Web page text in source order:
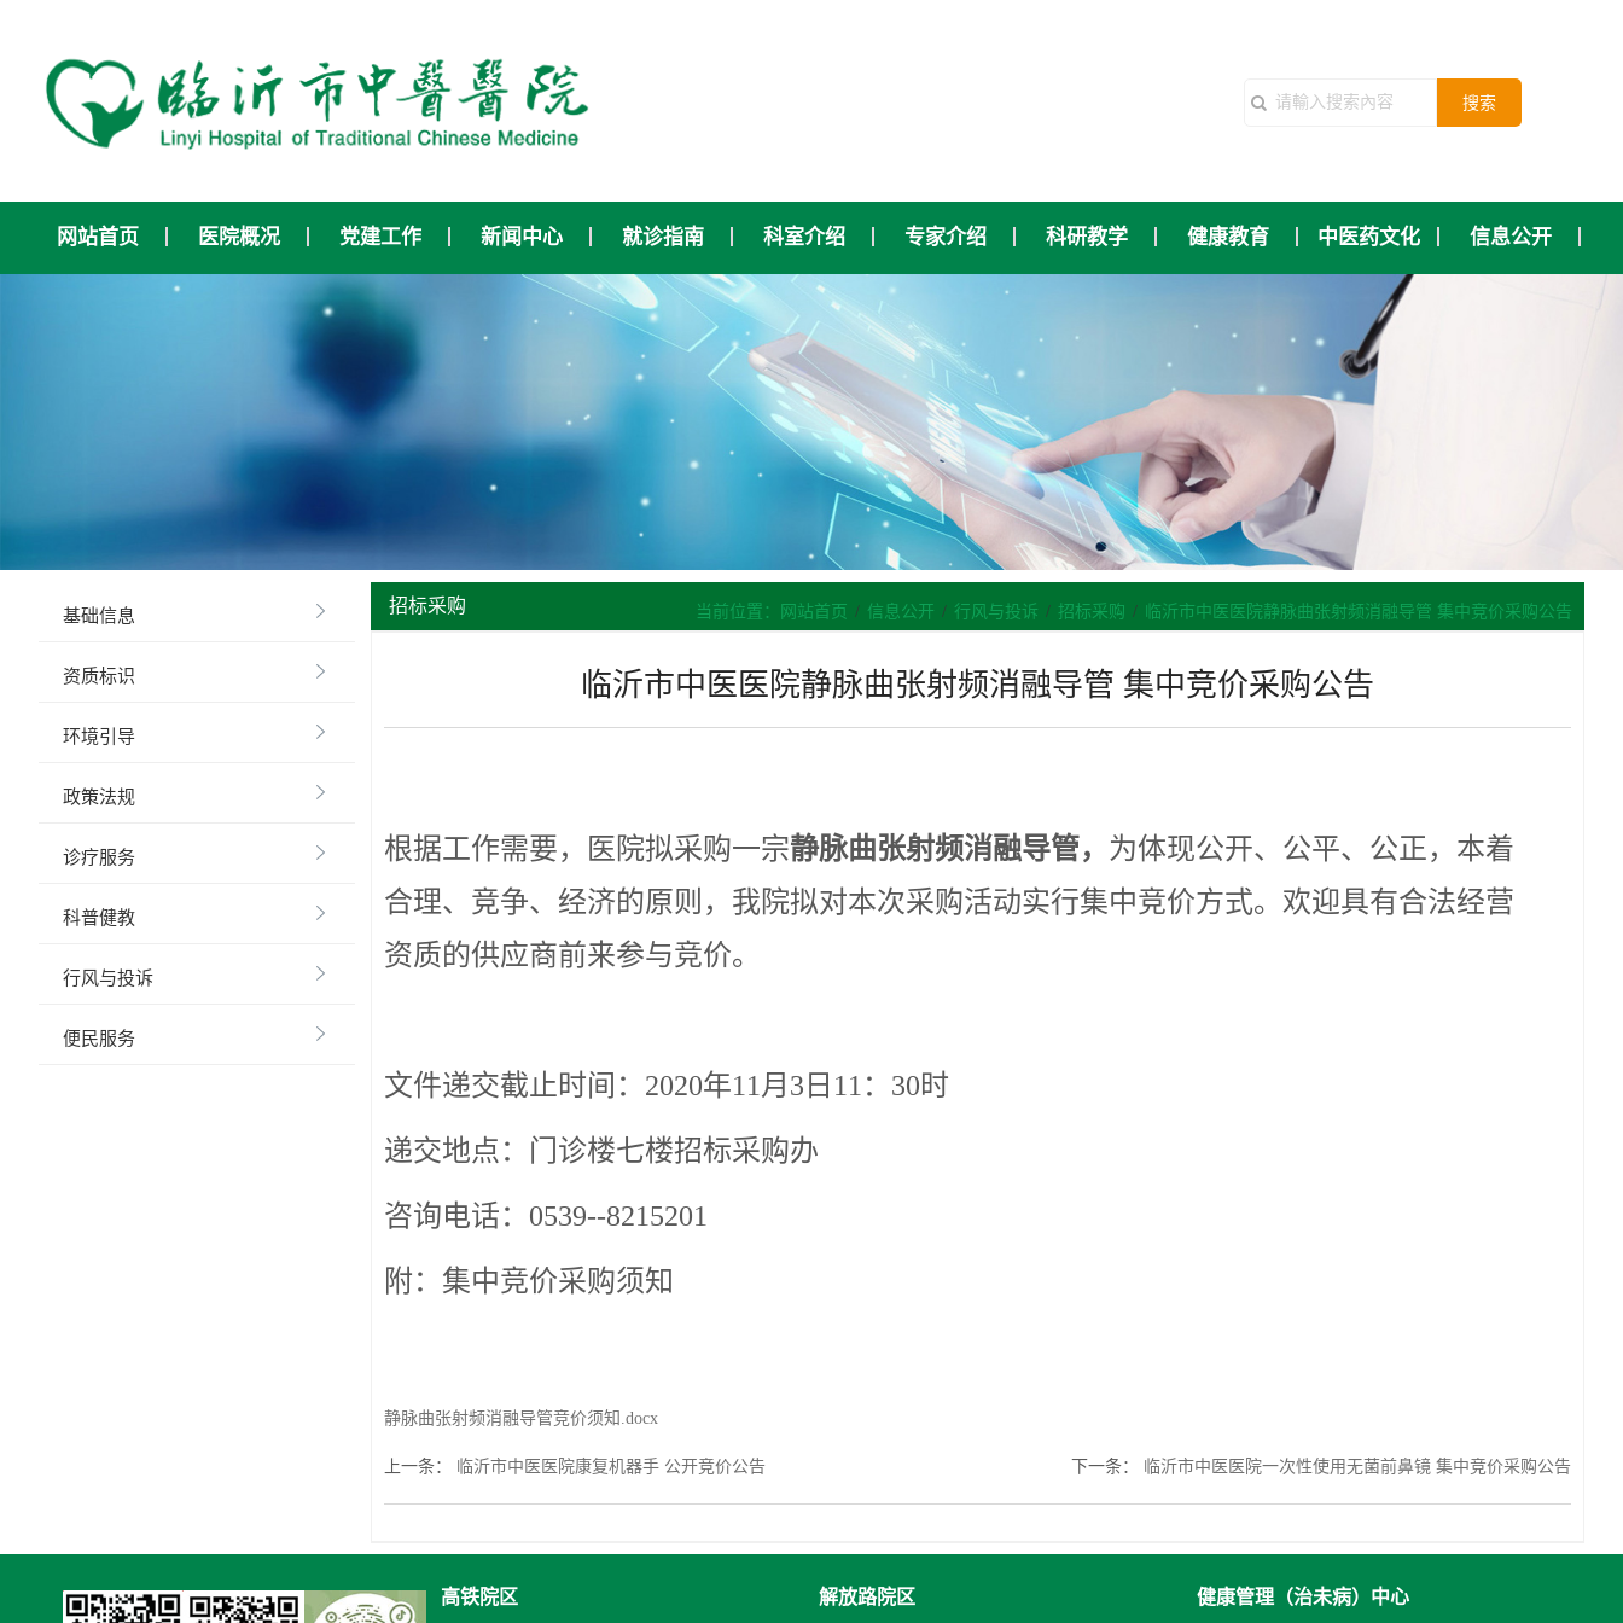
搜索
网站首页 医院概况 党建工作 新闻中心 就诊指南 科室介绍 专家介绍 科研教学 健康教育 中医药文化 信息公开
基础信息 
资质标识 
环境引导 
政策法规 
诊疗服务 
科普健教 
行风与投诉 
便民服务 
当前位置： 网站首页 / 信息公开 / 行风与投诉 / 招标采购 / 临沂市中医医院静脉曲张射频消融导管 集中竞价采购公告
招标采购
临沂市中医医院静脉曲张射频消融导管 集中竞价采购公告
根据工作需要，医院拟采购一宗静脉曲张射频消融导管， 为体现公开、公平、公正，本着
合理、竞争、经济的原则，我院拟对本次采购活动实行集中竞价方式。欢迎具有合法经营
资质的供应商前来参与竞价。
文件递交截止时间：2020年11月3日11：30时
递交地点：门诊楼七楼招标采购办
咨询电话：0539--8215201
附：集中竞价采购须知
静脉曲张射频消融导管竞价须知.docx
上一条： 临沂市中医医院康复机器手 公开竞价公告 下一条： 临沂市中医医院一次性使用无菌前鼻镜 集中竞价采购公告
高铁院区 解放路院区 健康管理（治未病）中心